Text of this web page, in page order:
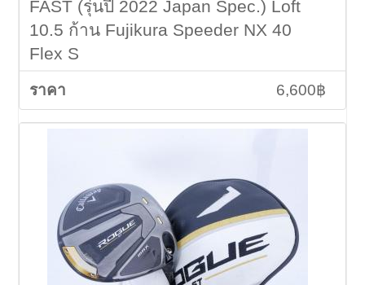
FAST (รุ่นปี 2022 Japan Spec.) Loft
10.5 ก้าน Fujikura Speeder NX 40
Flex S
6,600฿